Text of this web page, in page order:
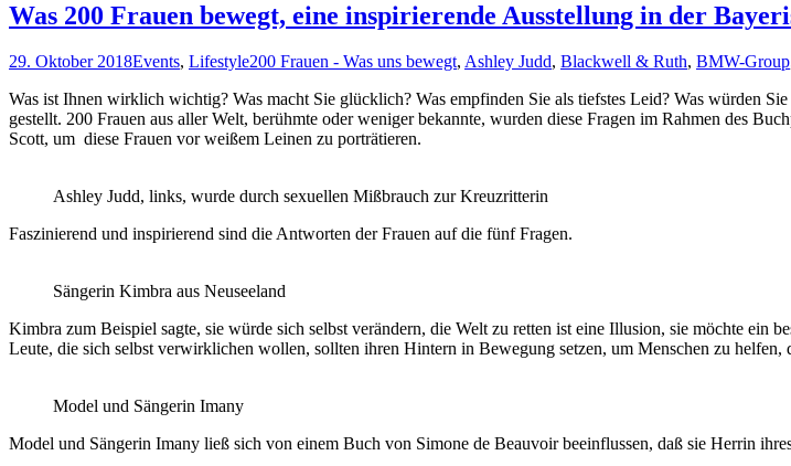
Was 200 Frauen bewegt, eine inspirierende Ausstellung in der
29. Oktober 2018Events, Lifestyle200 Frauen - Was uns bewegt, Ashley Judd, Blackwell & Ruth, BMW-Group
Was ist Ihnen wirklich wichtig? Was macht Sie glücklich? Was empfinden Sie als tiefstes Leid? Was würden
gestellt. 200 Frauen aus aller Welt, berühmte oder weniger bekannte, wurden diese Fragen im Rahmen des
Scott, um diese Frauen vor weißem Leinen zu porträtieren.
Ashley Judd, links, wurde durch sexuellen Mißbrauch zur Kreuzritterin
Faszinierend und inspirierend sind die Antworten der Frauen auf die fünf Fragen.
Sängerin Kimbra aus Neuseeland
Kimbra zum Beispiel sagte, sie würde sich selbst verändern, die Welt zu retten ist eine Illusion, sie möchte ein
Leute, die sich selbst verwirklichen wollen, sollten ihren Hintern in Bewegung setzen, um Menschen zu
Model und Sängerin Imany
Model und Sängerin Imany ließ sich von einem Buch von Simone de Beauvoir beeinflussen, daß sie Herrin